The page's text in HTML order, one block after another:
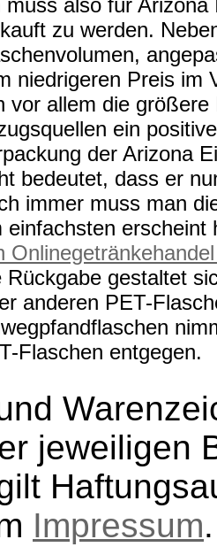
muss also für
zu werden.
niedrigeren Preis im
vor allem die
ein
der Arizona
bedeutet, dass er
immer muss man
einfachsten erscheint
Rückgabe gestaltet
anderen PET-
Flaschen entgegen.
jeweiligen
Impressum.